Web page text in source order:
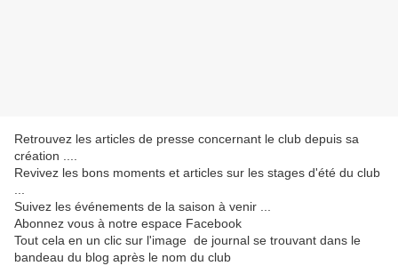
Retrouvez les articles de presse concernant le club depuis sa
création ....
Revivez les bons moments et articles sur les stages d'été du club
Suivez les événements de la saison à venir ...
Abonnez vous à notre espace Facebook
Tout cela en un clic sur l'image de journal se trouvant dans le
bandeau du blog après le nom du club